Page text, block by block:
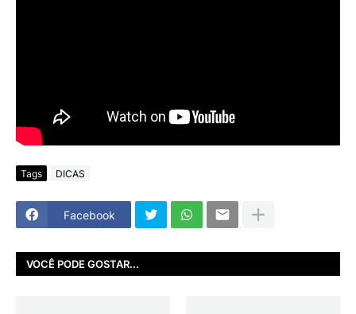
Tags DICAS
Facebook
VOCÊ PODE GOSTAR...